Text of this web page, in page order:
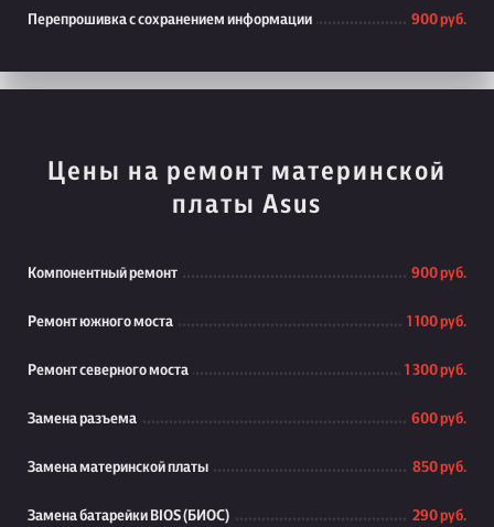
Перепрошивка с сохранением информации 900 руб.
Цены на ремонт материнской
платы Asus
Компонентный ремонт 900 руб.
Ремонт южного моста 1 100 руб.
Ремонт северного моста 1 300 руб.
Замена разъема 600 руб.
Замена материнской платы 850 руб.
Замена батарейки BIOS (БИОС) 290 руб.